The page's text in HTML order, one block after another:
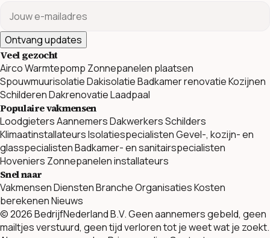
Ontvang updates
Veel gezocht
AircoWarmtepomp Zonnepanelen plaatsen
SpouwmuurisolatieDakisolatieBadkamer renovatieKozijnen
SchilderenDakrenovatieLaadpaal
Populaire vakmensen
LoodgietersAannemersDakwerkersSchilders
KlimaatinstallateursIsolatiespecialistenGevel-, kozijn- en
glasspecialistenBadkamer- en sanitairspecialisten
Hoveniers Zonnepanelen installateurs
Snel naar
VakmensenDienstenBranche OrganisatiesKosten
berekenenNieuws
© 2026 BedrijfNederland B.V. Geen aannemers gebeld, geen
mailtjes verstuurd, geen tijd verloren tot je weet wat je zoekt.